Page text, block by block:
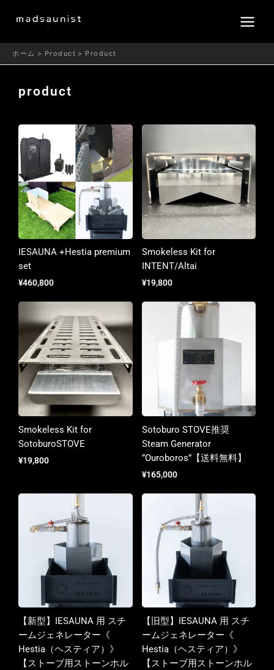
キ
ホーム Product Product
product
IESAUNA +Hestia premium
set
¥460,800
Smokeless Kit for
INTENT/Altai
¥19,800
Smokeless Kit for
SotoburoSTOVE
¥19,800
Sotoburo STOVE推奨
Steam Generator
”Ouroboros”【送料無料】
¥165,000
【新型】IESAUNA 用 スチ
ームジェネレーター《
Hestia（ヘスティア）》
【ストーブ用ストーンホル
【旧型】IESAUNA 用 スチ
ームジェネレーター《
Hestia（ヘスティア）》
【ストーブ用ストーンホル